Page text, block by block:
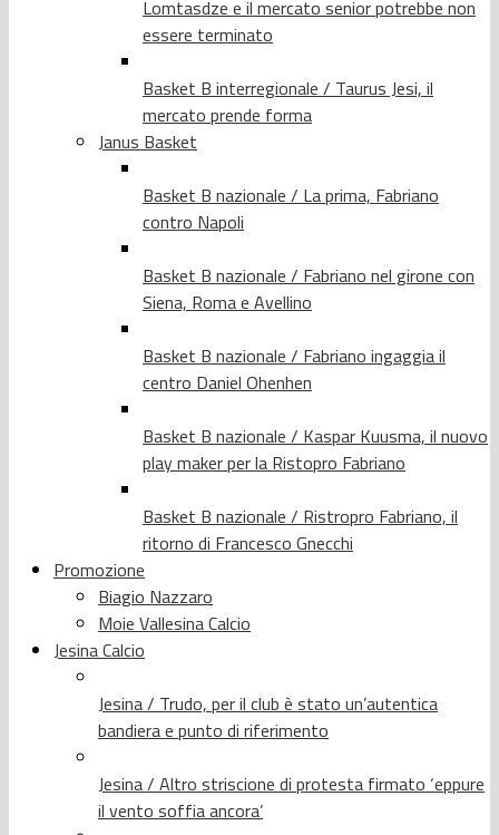
Lomtasdze e il mercato senior potrebbe non
essere terminato
Basket B interregionale / Taurus Jesi, il
mercato prende forma
Janus Basket
Basket B nazionale / La prima, Fabriano
contro Napoli
Basket B nazionale / Fabriano nel girone con
Siena, Roma e Avellino
Basket B nazionale / Fabriano ingaggia il
centro Daniel Ohenhen
Basket B nazionale / Kaspar Kuusma, il nuovo
play maker per la Ristopro Fabriano
Basket B nazionale / Ristropro Fabriano, il
ritorno di Francesco Gnecchi
Promozione
Biagio Nazzaro
Moie Vallesina Calcio
Jesina Calcio
Jesina / Trudo, per il club è stato un’autentica
bandiera e punto di riferimento
Jesina / Altro striscione di protesta firmato ‘eppure
il vento soffia ancora’